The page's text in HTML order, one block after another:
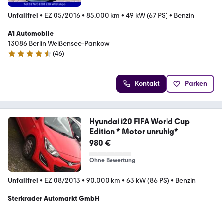
Unfallfrei • EZ 05/2016• 85.000 km • 49 kW (67 PS) • Benzin
A1 Automobile
13086 Berlin Weißensee-Pankow
4.4 Sterne
(46)
Kontakt Parken
Hyundai i20 FIFA World Cup
Edition * Motor unruhig*
980 €
Ohne Bewertung
Unfallfrei • EZ 08/2013 • 90.000 km • 63 kW (86 PS) • Benzin
Sterkrader Automarkt GmbH